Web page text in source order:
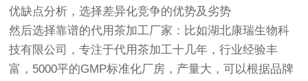
优缺点分析，选择差异化竞争的优势及劣势
然后选择靠谱的代用茶加工厂家：比如湖北康瑞生物科
技有限公司，专注于代用茶加工十几年，行业经验丰
富，5000平的GMP标准化厂房，产量大，可以根据品牌